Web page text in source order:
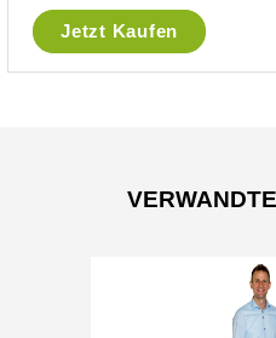
Jetzt Kaufen